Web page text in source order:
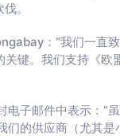
。
：“我们一直
键。我们支持《欧
子邮件中表示：“
的供应商（尤其